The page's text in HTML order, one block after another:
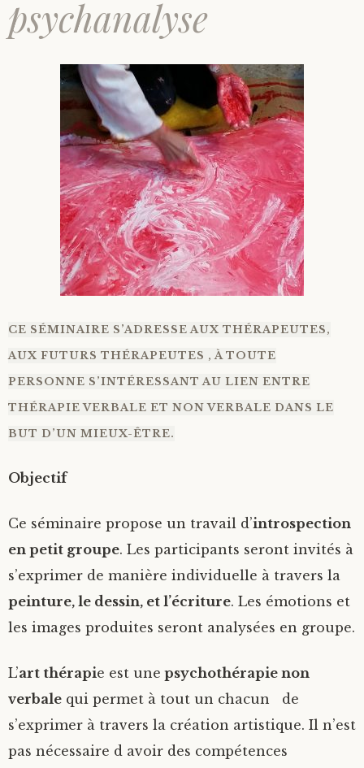
psychanalyse
CE SÉMINAIRE S’ADRESSE AUX THÉRAPEUTES,
AUX FUTURS THÉRAPEUTES , À TOUTE
PERSONNE S’INTÉRESSANT AU LIEN ENTRE
THÉRAPIE VERBALE ET NON VERBALE DANS LE
BUT D’UN MIEUX-ÊTRE.
Objectif
Ce séminaire propose un travail d’introspection
en petit groupe. Les participants seront invités à
s’exprimer de manière individuelle à travers la
peinture, le dessin, et l’écriture. Les émotions et
les images produites seront analysées en groupe.
L’art thérapie est une psychothérapie non
verbale qui permet à tout un chacun de
s’exprimer à travers la création artistique. Il n’est
pas nécessaire d avoir des compétences